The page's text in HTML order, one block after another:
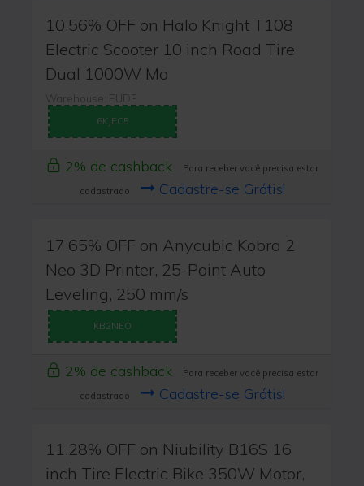
10.56% OFF on Halo Knight T108
Electric Scooter 10 inch Road Tire
Dual 1000W Mo
Warehouse: EUDF
6KJEC5
2% de cashback
Para receber você precisa estar
cadastrado
Cadastre-se Grátis!
17.65% OFF on Anycubic Kobra 2
Neo 3D Printer, 25-Point Auto
Leveling, 250 mm/s
KB2NEO
2% de cashback
Para receber você precisa estar
cadastrado
Cadastre-se Grátis!
11.28% OFF on Niubility B16S 16
inch Tire Electric Bike 350W Motor,